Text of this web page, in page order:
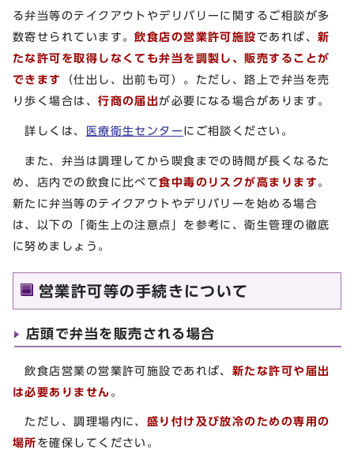
る弁当等のテイクアウトやデリバリーに関するご相談が多
数寄せられています。飲食店の営業許可施設 であれば、新
たな許可を取得しなくても弁当を調製し、販売することが
できます
（仕出し、出前も可）。ただし、路上で弁当を売
り歩く場合は、行商の届出が必要になる場合があります。
詳しくは、 医療衛生センター にご相談ください。
また、弁当は調理してから喫食までの時間が長くなるた
め、店内での飲食に比べて食中毒のリスクが高まります 。
新たに弁当等のテイクアウトやデリバリーを始める場合
は、以下の「衛生上の注意点」を参考に、衛生管理の徹底
に努めましょう。
営業許可等の手続きについて
店頭で弁当を販売される場合
飲食店営業の営業許可施設であれば、 新たな許可や届出
は必要ありません 。
ただし、調理場内に、 盛り付け及び放冷のための専用の
場所 を確保してください。